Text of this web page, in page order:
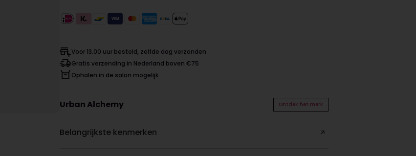
Voor 13.00 uur besteld, zelfde dag verzonden
Gratis verzending in Nederland boven €75
Ophalen in de salon mogelijk
Urban Alchemy Ontdek het merk
Belangrijkste kenmerken